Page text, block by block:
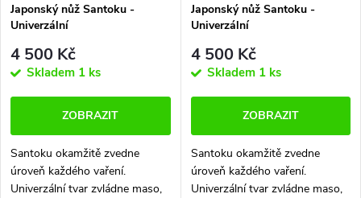
Japonský nůž Santoku -
Univerzální
4 500 Kč
Skladem 1 ks
ZOBRAZIT
Santoku okamžitě zvedne
úroveň každého vaření.
Univerzální tvar zvládne maso,
Japonský nůž Santoku -
Univerzální
4 500 Kč
Skladem 1 ks
ZOBRAZIT
Santoku okamžitě zvedne
úroveň každého vaření.
Univerzální tvar zvládne maso,